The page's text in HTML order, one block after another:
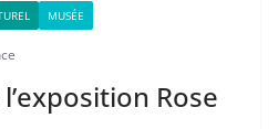
MUSÉE
Rose